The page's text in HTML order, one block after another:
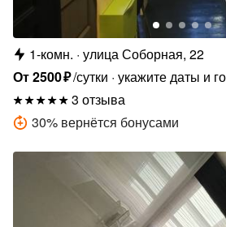
1-комн. улица Соборная, 22
От2500₽/сутки укажите даты и
3 отзыва
30% вернётся бонусами